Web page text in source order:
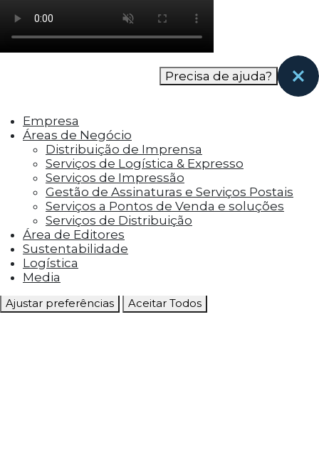
como os visitantes interagem com o site. Esses
cookies ajudam a fornecer informações sobre
as métricas do número de visitantes, taxa de
rejeição, origem do tráfego, etc.
funcionalidades, como compartilhar o
conteúdo do site em plataformas de social
media, coletar feedbacks e outros recursos de
terceiros.
Cookies Marketing
Os cookies de marketing são usados para
entregar aos visitantes anúncios
personalizados com base nas páginas que eles
visitaram antes e analisar a eficácia da
campanha publicitária.
Ajustar preferências Aceitar Todos
Precisa de ajuda?
Empresa
Áreas de Negócio
Distribuição de Imprensa
Serviços de Logística & Expresso
Serviços de Impressão
Gestão de Assinaturas e Serviços Postais
Serviços a Pontos de Venda e soluções
Serviços de Distribuição
Área de Editores
Sustentabilidade
Logística
Media